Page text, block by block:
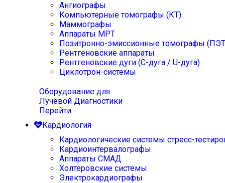
Ангиографы
Компьютерные томографы (КТ)
Маммографы
Аппараты МРТ
Позитронно-эмиссионные томографы
Рентгеновские аппараты
Рентгеновские дуги (С-дуга / U-дуга)
Циклотрон-системы
Оборудование для
Лучевой Диагностики
Перейти
Кардиология
Кардиологические системы стресс-
Кардиоинтервалографы
Аппараты СМАД
Холтеровские системы
Электрокардиографы